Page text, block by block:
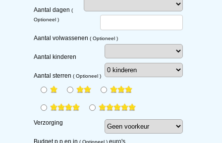
Aantal dagen (
Optioneel )
Aantal volwassenen ( Optioneel )
Aantal kinderen
Aantal sterren ( Optioneel )
Verzorging
Budgetp.pen in ( Optioneel )euro's